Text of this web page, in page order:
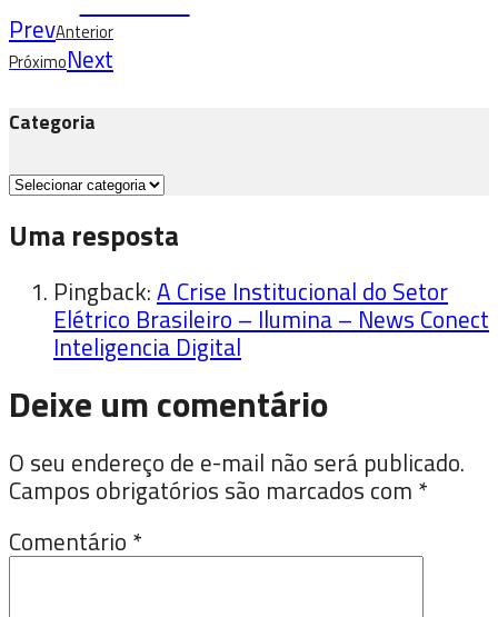
PrevAnterior
PróximoNext
Categoria
Categoria
Uma resposta
Pingback:A Crise Institucional do Setor
Elétrico Brasileiro – Ilumina – News Conect
Inteligencia Digital
Deixe um comentário
O seu endereço de e-mail não será publicado.
Campos obrigatórios são marcados com *
Comentário *